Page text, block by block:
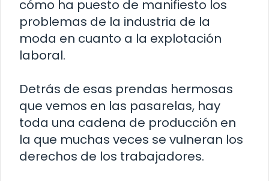
cómo ha puesto de manifiesto los
problemas de la industria de la
moda en cuanto a la explotación
laboral.
Detrás de esas prendas hermosas
que vemos en las pasarelas, hay
toda una cadena de producción en
la que muchas veces se vulneran los
derechos de los trabajadores.